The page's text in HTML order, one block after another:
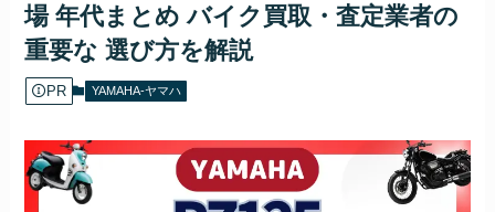
場 年代まとめ バイク買取・査定業者の
重要な 選び方を解説
PR YAMAHA-ヤマハ